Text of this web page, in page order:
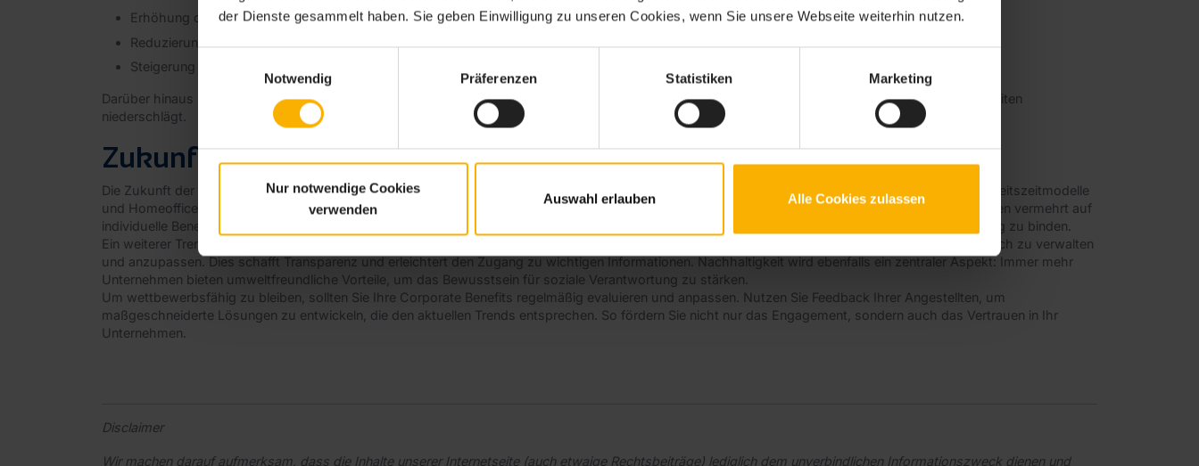
der Dienste gesammelt haben. Sie geben Einwilligung zu unseren Cookies, wenn Sie unsere Webseite weiterhin nutzen.
Notwendig
Präferenzen Statistiken Marketing
Nur notwendige Cookies
verwenden
Auswahl erlauben Alle Cookies zulassen
Erhöhung der Mitarbeitermotivation
Reduzierung der Fluktuation
Steigerung der Arbeitgebermarke
Darüber hinaus profitieren Unternehmen durch die Schaffung eines positiven Betriebsklimas, was sich in einer höheren Effizienz und geringeren Fehlzeiten
niederschlägt.
Zukunftstrends im Bereich Corporate Benefits
Die Zukunft der Corporate Benefits wird zunehmend durch die Bedürfnisse der Mitarbeiter:innen und den Wandel der Arbeitswelt geprägt. Flexible Arbeitszeitmodelle
und Homeoffice-Optionen gewinnen an Bedeutung, da sie die Work-Life-Balance fördern und die Mitarbeiterzufriedenheit steigern. Unternehmen setzen vermehrt auf
individuelle Benefits, wie beispielsweise Gesundheitsförderungsprogramme oder Weiterbildungsmöglichkeiten, um Talente zu gewinnen und langfristig zu binden.
Ein weiterer Trend ist die Integration von Technologie in die Benefit-Angebote. Digitale Plattformen ermöglichen es Mitarbeiter:innen, ihre Benefits einfach zu verwalten
und anzupassen. Dies schafft Transparenz und erleichtert den Zugang zu wichtigen Informationen. Nachhaltigkeit wird ebenfalls ein zentraler Aspekt: Immer mehr
Unternehmen bieten umweltfreundliche Vorteile, um das Bewusstsein für soziale Verantwortung zu stärken.
Um wettbewerbsfähig zu bleiben, sollten Sie Ihre Corporate Benefits regelmäßig evaluieren und anpassen. Nutzen Sie Feedback Ihrer Angestellten, um
maßgeschneiderte Lösungen zu entwickeln, die den aktuellen Trends entsprechen. So fördern Sie nicht nur das Engagement, sondern auch das Vertrauen in Ihr
Unternehmen.
Disclaimer
Wir machen darauf aufmerksam, dass die Inhalte unserer Internetseite (auch etwaige Rechtsbeiträge) lediglich dem unverbindlichen Informationszweck dienen und